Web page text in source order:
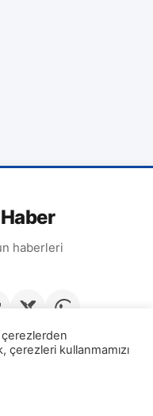
haberleri
çerezleri kullanmamızı